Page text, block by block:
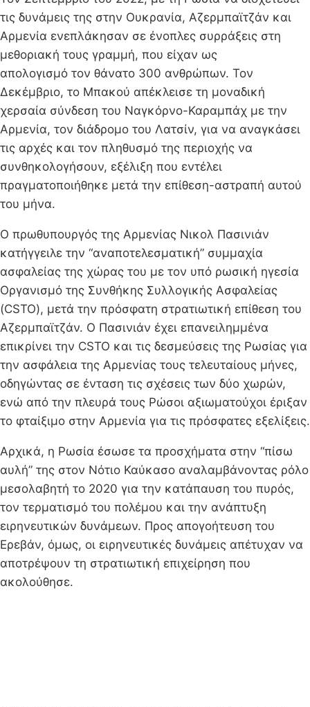
τις δυνάμεις της στην Ουκρανία, Αζερμπαϊτζάν και
Αρμενία ενεπλάκησαν σε ένοπλες συρράξεις στη
μεθοριακή τους γραμμή, που είχαν ως
απολογισμό τον θάνατο 300 ανθρώπων. Τον
Δεκέμβριο, το Μπακού απέκλεισε τη μοναδική
χερσαία σύνδεση του Ναγκόρνο-Καραμπάχ με την
Αρμενία, τον διάδρομο του Λατσίν, για να αναγκάσει
τις αρχές και τον πληθυσμό της περιοχής να
συνθηκολογήσουν, εξέλιξη που εντέλει
πραγματοποιήθηκε μετά την επίθεση-αστραπή αυτού
του μήνα.
Ο πρωθυπουργός της Αρμενίας Νικολ Πασινιάν
κατήγγειλε την “αναποτελεσματική” συμμαχία
ασφαλείας της χώρας του με τον υπό ρωσική ηγεσία
Οργανισμό της Συνθήκης Συλλογικής Ασφαλείας
(CSTO), μετά την πρόσφατη στρατιωτική επίθεση του
Αζερμπαϊτζάν. Ο Πασινιάν έχει επανειλημμένα
επικρίνει την CSTO και τις δεσμεύσεις της Ρωσίας για
την ασφάλεια της Αρμενίας τους τελευταίους μήνες,
οδηγώντας σε ένταση τις σχέσεις των δύο χωρών,
ενώ από την πλευρά τους Ρώσοι αξιωματούχοι έριξαν
το φταίξιμο στην Αρμενία για τις πρόσφατες εξελίξεις.
Αρχικά, η Ρωσία έσωσε τα προσχήματα στην “πίσω
αυλή” της στον Νότιο Καύκασο αναλαμβάνοντας ρόλο
μεσολαβητή το 2020 για την κατάπαυση του πυρός,
τον τερματισμό του πολέμου και την ανάπτυξη
ειρηνευτικών δυνάμεων. Προς απογοήτευση του
Ερεβάν, όμως, οι ειρηνευτικές δυνάμεις απέτυχαν να
αποτρέψουν τη στρατιωτική επιχείρηση που
ακολούθησε.